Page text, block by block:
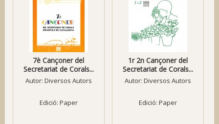
7è Cançoner del
Secretariat de Corals...
Autor: Diversos Autors
Edició: Paper
1r 2n Cançoner del
Secretariat de Corals...
Autor: Diversos Autors
Edició: Paper